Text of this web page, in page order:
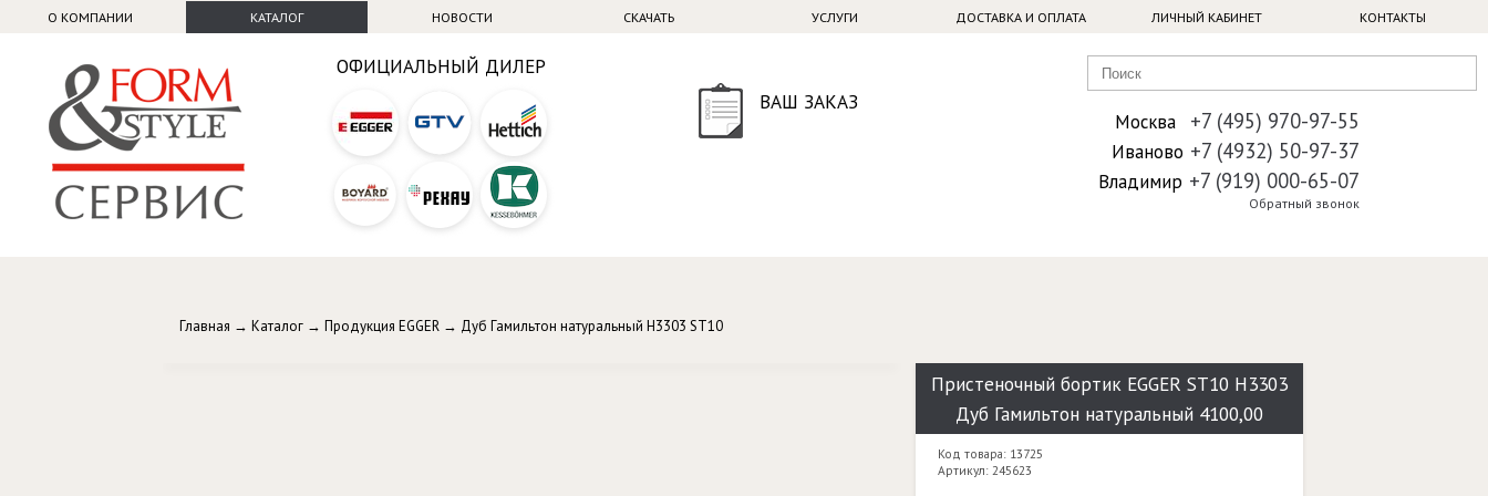
О КОМПАНИИ КАТАЛОГ НОВОСТИ СКАЧАТЬ УСЛУГИ ДОСТАВКА И ОПЛАТА ЛИЧНЫЙ КАБИНЕТ КОНТАКТЫ
ОФИЦИАЛЬНЫЙ ДИЛЕР
ВАШ ЗАКАЗ
Москва +7 (495) 970-97-55
Иваново +7 (4932) 50-97-37
Владимир +7 (919) 000-65-07
Обратный звонок
Главная → Каталог → Продукция EGGER → Дуб Гамильтон натуральный H3303 ST10
Пристеночный бортик EGGER ST10 H3303
Дуб Гамильтон натуральный 4100,00
Код товара: 13725
Артикул: 245623